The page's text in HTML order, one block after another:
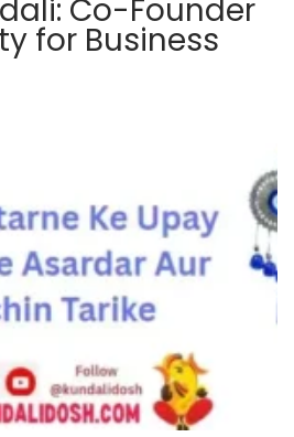
Co-Founder
for Business